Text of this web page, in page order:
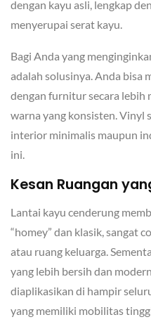
dengan kayu asli, lengkap
menyerupai serat kayu.
Bagi Anda yang
adalah solusinya. Anda bisa
dengan furnitur secara lebih
warna yang konsisten. Vinyl
interior minimalis maupun
ini.
Kesan Ruangan
Lantai kayu cenderung
“homey” dan klasik, sangat
atau ruang keluarga.
yang lebih bersih dan
diaplikasikan di hampir
yang memiliki mobilitas